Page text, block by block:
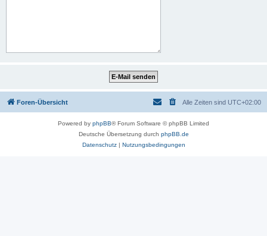
Foren-Übersicht Alle Zeiten sind UTC+02:00
Powered by phpBB® Forum Software © phpBB Limited
Deutsche Übersetzung durch phpBB.de
Datenschutz| Nutzungsbedingungen